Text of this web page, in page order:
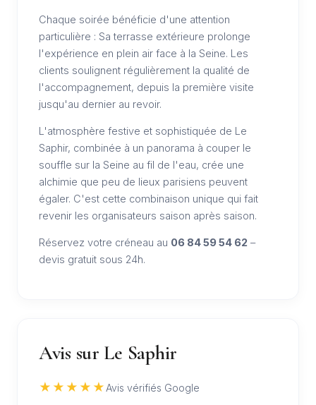
Chaque soirée bénéficie d'une attention
particulière : Sa terrasse extérieure prolonge
l'expérience en plein air face à la Seine. Les
clients soulignent régulièrement la qualité de
l'accompagnement, depuis la première visite
jusqu'au dernier au revoir.
L'atmosphère festive et sophistiquée de Le
Saphir, combinée à un panorama à couper le
souffle sur la Seine au fil de l'eau, crée une
alchimie que peu de lieux parisiens peuvent
égaler. C'est cette combinaison unique qui fait
revenir les organisateurs saison après saison.
Réservez votre créneau au 06 84 59 54 62 –
devis gratuit sous 24h.
Avis sur Le Saphir
★★★★★ Avis vérifiés Google